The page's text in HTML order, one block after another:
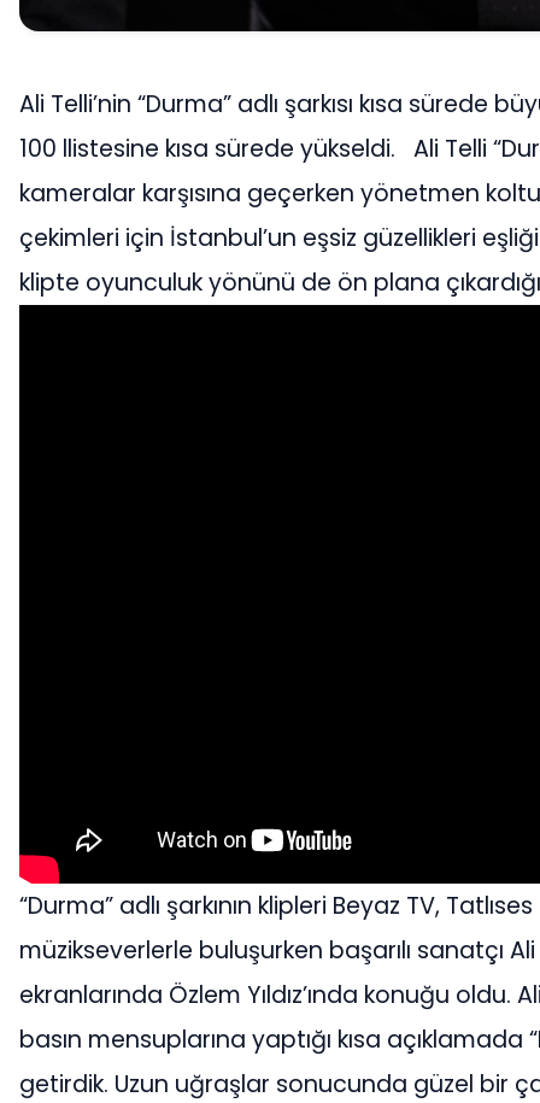
Ali Telli’nin “Durma” adlı şarkısı kısa sürede
100 llistesine kısa sürede yükseldi. Ali Telli
kameralar karşısına geçerken yönetmen
çekimleri için İstanbul’un eşsiz güzellikleri
klipte oyunculuk yönünü de ön plana
“Durma” adlı şarkının klipleri Beyaz TV,
müzikseverlerle buluşurken başarılı sanatçı
ekranlarında Özlem Yıldız’ında konuğu oldu.
basın mensuplarına yaptığı kısa
getirdik. Uzun uğraşlar sonucunda güzel bir